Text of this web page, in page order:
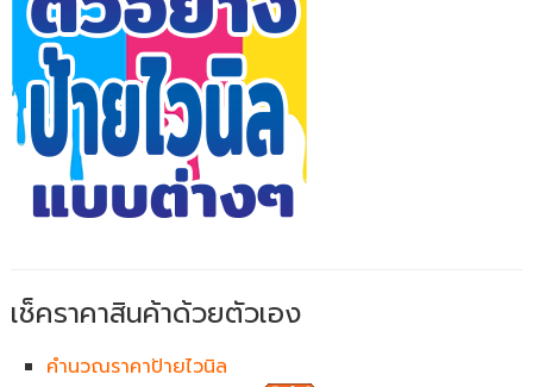
เช็คราคาสินค้าด้วยตัวเอง
คำนวณราคาป้ายไวนิล